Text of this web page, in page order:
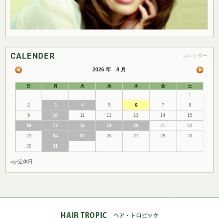
CALENDER -カレンダー-
2026 年 8 月
日 月 火 水 木 金
土
1
2 3 4 5 6 7 8
9 10 11 12 13 14 15
16 17 18 19 20 21 22
23 24 25 26 27 28 29
30 31
■が定休日